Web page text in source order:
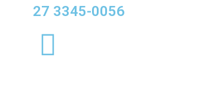
27 3345-0056